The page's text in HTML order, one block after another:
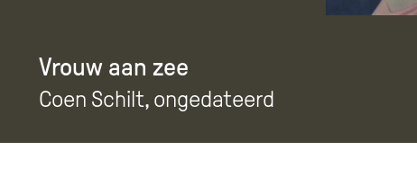
Vrouw aan zee
Coen Schilt, ongedateerd